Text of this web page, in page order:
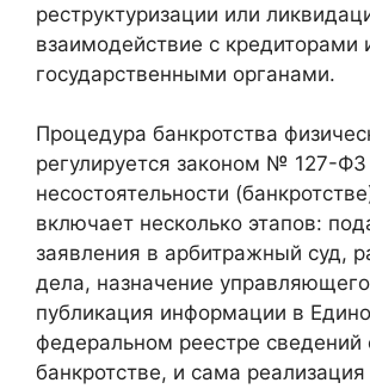
реструктуризации или
взаимодействие с кредиторами
государственными органами.
Процедура банкротства
регулируется законом № 127-
несостоятельности
включает несколько этапов:
заявления в арбитражный суд,
дела, назначение
публикация информации в
федеральном реестре сведений
банкротстве, и сама